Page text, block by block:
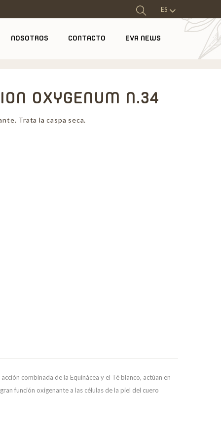
ES
NOSOTROS CONTACTO EVA NEWS
OXYGENUM N.34
Trata la caspa seca.
combinada de la Equinácea y el Té blanco, actúan en
función oxigenante a las células de la piel del cuero